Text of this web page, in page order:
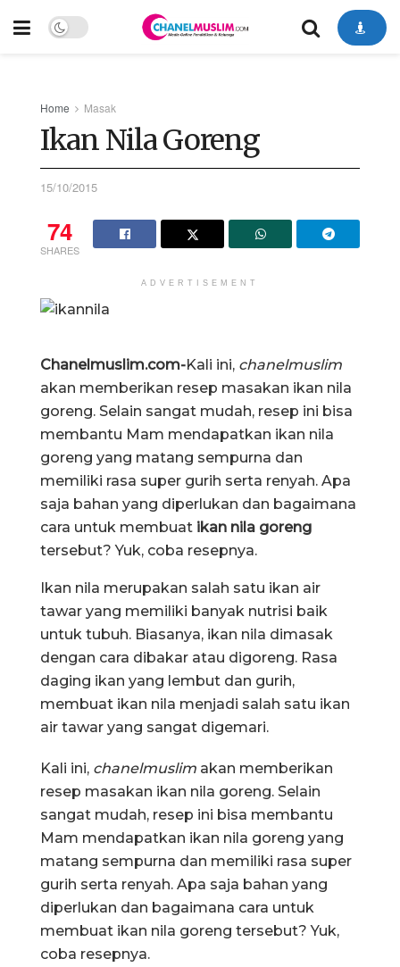
Home Masak
Ikan Nila Goreng
15/10/2015
74
SHARES
ADVERTISEMENT
Chanelmuslim.com-Kali ini, chanelmuslim
akan memberikan resep masakan ikan nila
goreng. Selain sangat mudah, resep ini bisa
membantu Mam mendapatkan ikan nila
goreng yang matang sempurna dan
memiliki rasa super gurih serta renyah. Apa
saja bahan yang diperlukan dan bagaimana
cara untuk membuat ikan nila goreng
tersebut? Yuk, coba resepnya.
Ikan nila merupakan salah satu ikan air
tawar yang memiliki banyak nutrisi baik
untuk tubuh. Biasanya, ikan nila dimasak
dengan cara dibakar atau digoreng. Rasa
daging ikan yang lembut dan gurih,
membuat ikan nila menjadi salah satu ikan
air tawar yang sangat digemari.
Kali ini, chanelmuslim akan memberikan
resep masakan ikan nila goreng. Selain
sangat mudah, resep ini bisa membantu
Mam mendapatkan ikan nila goreng yang
matang sempurna dan memiliki rasa super
gurih serta renyah. Apa saja bahan yang
diperlukan dan bagaimana cara untuk
membuat ikan nila goreng tersebut? Yuk,
coba resepnya.